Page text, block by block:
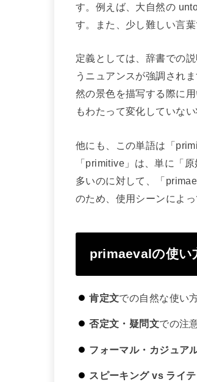
す。例えば、大自然の
す。また、少し難しい言
定義としては、辞書での
うニュアンスが強調され
然の景色を描写する際に
もわたって変化していな
他にも、この単語は「
「primitive」は、単に「
多いのに対して、「
のため、使用シーンによ
primaevalの使い
肯定文での自然な使い
否定文・疑問文での注
フォーマル・カジュア
スピーキング vs ライ